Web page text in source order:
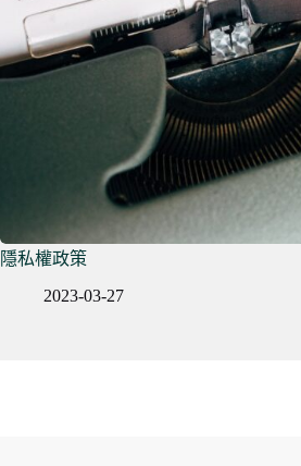
隱私權政策
2023-03-27